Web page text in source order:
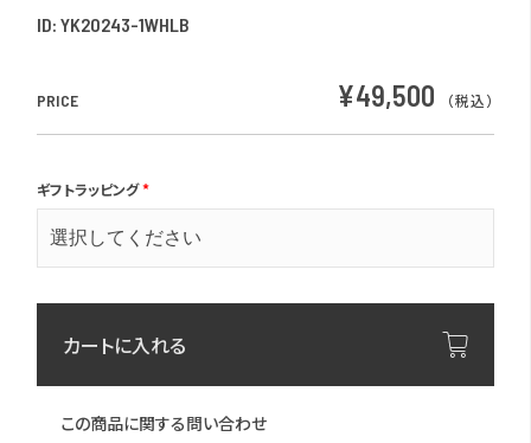
ID: YK20243-1WHLB
PRICE ¥49,500 （税込）
ギフトラッピング*
カートに入れる
この商品に関する問い合わせ